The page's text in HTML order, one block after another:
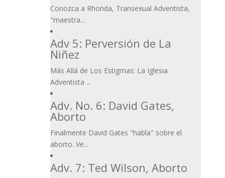
Conozca a Rhonda, Transexual Adventista,
"maestra...
Adv 5: Perversión de La
Niñez
Más Allá de Los Estigmas: La Iglesia
Adventista ...
Adv. No. 6: David Gates,
Aborto
Finalmente David Gates "habla" sobre el
aborto. Ve...
Adv. 7: Ted Wilson, Aborto